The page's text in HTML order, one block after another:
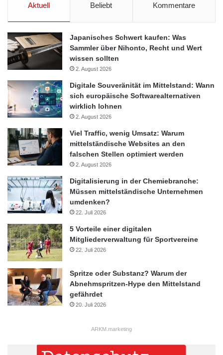
Aktuell Beliebt Kommentare
Japanisches Schwert kaufen: Was
Sammler über Nihonto, Recht und Wert
wissen sollten
2. August 2026
Digitale Souveränität im Mittelstand: Wann
sich europäische Softwarealternativen
wirklich lohnen
2. August 2026
Viel Traffic, wenig Umsatz: Warum
mittelständische Websites an den
falschen Stellen optimiert werden
2. August 2026
Digitalisierung in der Chemiebranche:
Müssen mittelständische Unternehmen
umdenken?
22. Juli 2026
5 Vorteile einer digitalen
Mitgliederverwaltung für Sportvereine
22. Juli 2026
Spritze oder Substanz? Warum der
Abnehmspritzen-Hype den Mittelstand
gefährdet
20. Juli 2026
ARKM.marketing